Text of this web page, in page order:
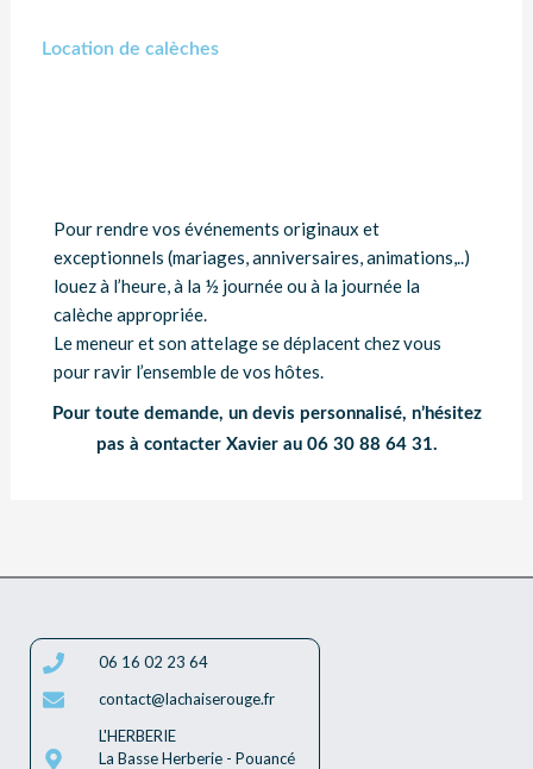
Location de calèches
Pour rendre vos événements originaux et
exceptionnels (mariages, anniversaires, animations,..)
louez à l’heure, à la ½ journée ou à la journée la
calèche appropriée.
Le meneur et son attelage se déplacent chez vous
pour ravir l’ensemble de vos hôtes.
Pour toute demande, un devis personnalisé, n’hésitez
pas à contacter Xavier au 06 30 88 64 31.
06 16 02 23 64
contact@lachaiserouge.fr
L'HERBERIE
La Basse Herberie - Pouancé